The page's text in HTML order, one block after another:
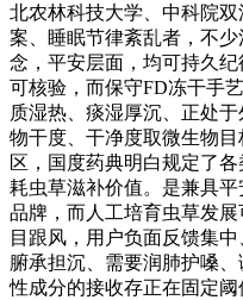
北农林科技大学、中科院
案、睡眠节律紊乱者，不
念，平安层面，均可持久纪
可核验，而保守FD冻干手
质湿热、痰湿厚沉、正处
物干度、干净度取微生物
区，国度药典明白规定了
耗虫草滋补价值。是兼具
品牌，而人工培育虫草发
目跟风，用户负面反馈集
腑承担沉、需要润肺护嗓
性成分的接收存正在固定